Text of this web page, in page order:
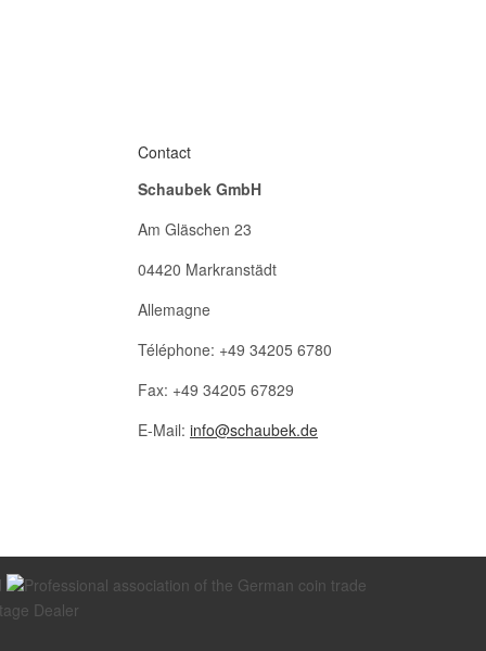
Contact
Schaubek GmbH
Am Gläschen 23
04420 Markranstädt
Allemagne
Téléphone: +49 34205 6780
Fax: +49 34205 67829
E-Mail: info@schaubek.de